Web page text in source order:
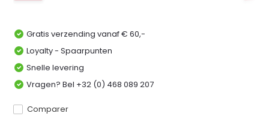
Gratis verzending vanaf € 60,-
Loyalty - Spaarpunten
Snelle levering
Vragen? Bel +32 (0) 468 089 207
Comparer